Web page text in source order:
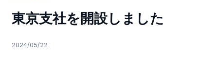
東京支社を開設しました
2024/05/22